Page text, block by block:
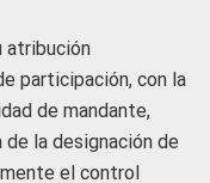
atribución
participación, con la
de mandante,
la designación de
el control